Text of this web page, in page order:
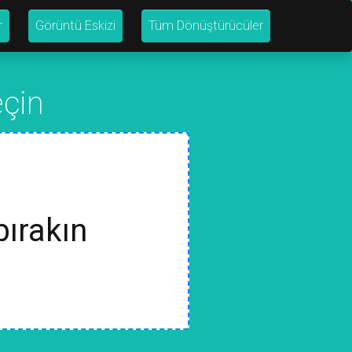
Görüntü Eskizi Tüm Dönüştürücüler